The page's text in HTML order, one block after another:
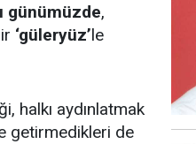
günümüzde,
‘güleryüz’le
halkı aydınlatmak
getirmedikleri de